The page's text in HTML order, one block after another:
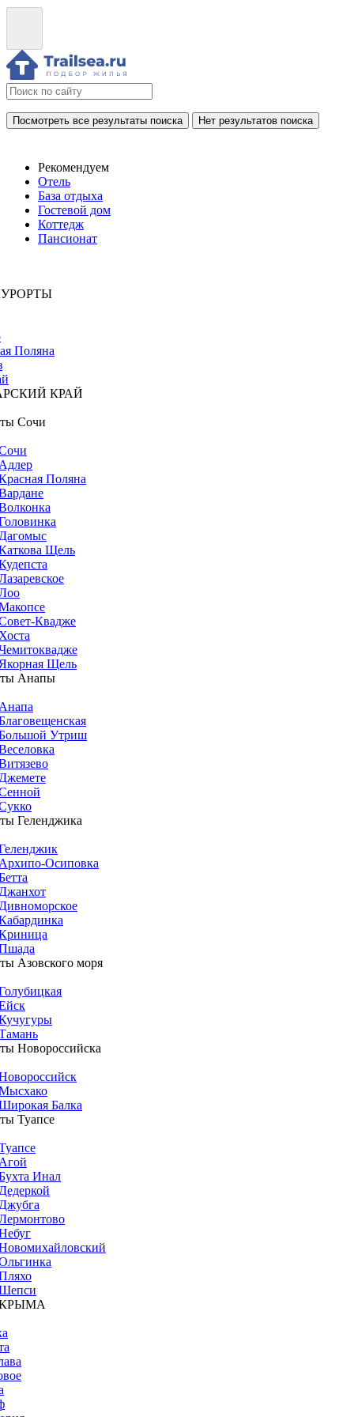
Посмотреть все результаты поиска Нет результатов поиска
Рекомендуем
Отель
База отдыха
Гостевой дом
Коттедж
Пансионат
Поляна
КРАЙ
Сочи
Поляна
Щель
Квадже
Щель
Анапы
Утриш
Геленджика
Осиповка
Азовского моря
Новороссийска
Балка
Туапсе
Инал